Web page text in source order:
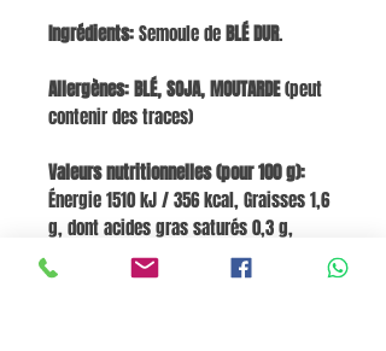
Ingrédients:Semoule deBLÉ DUR.
Allergènes:BLÉ, SOJA, MOUTARDE(peut
contenir des traces)
Valeurs nutritionnelles (pour 100 g):
Énergie 1510 kJ / 356 kcal, Graisses 1,6
g, dont acides gras saturés 0,3 g,
Glucides 69,5 g, dont sucres 3,1 g,
Fibres 2,9 g, Protéines 14,5 g, Sel 0,005